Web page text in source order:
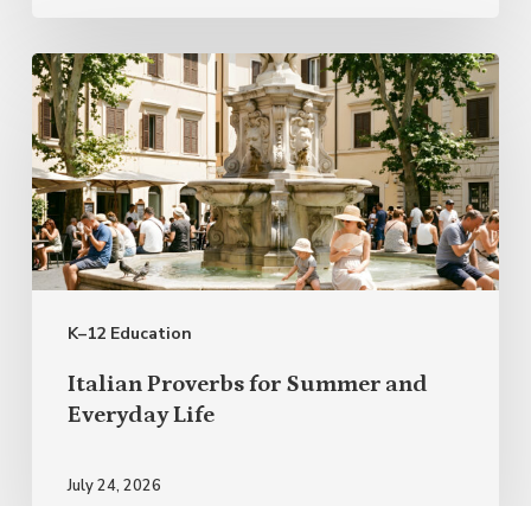
K–12 Education
Italian
Proverbs
for
Summer
and
Everyday
Life
Italian Proverbs for Summer and
Everyday Life
July 24, 2026